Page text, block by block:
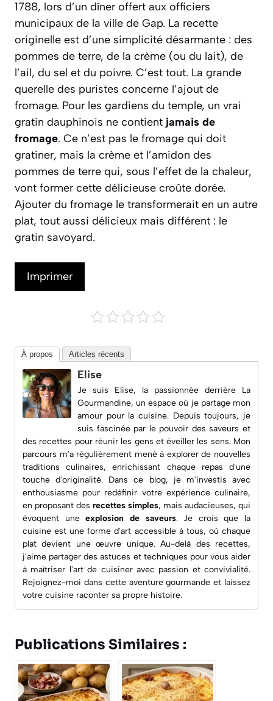
1788, lors d’un dîner offert aux officiers
municipaux de la ville de Gap. La recette
originelle est d’une simplicité désarmante : des
pommes de terre, de la crème (ou du lait), de
l’ail, du sel et du poivre. C’est tout. La grande
querelle des puristes concerne l’ajout de
fromage. Pour les gardiens du temple, un vrai
gratin dauphinois ne contient jamais de
fromage. Ce n’est pas le fromage qui doit
gratiner, mais la crème et l’amidon des
pommes de terre qui, sous l’effet de la chaleur,
vont former cette délicieuse croûte dorée.
Ajouter du fromage le transformerait en un autre
plat, tout aussi délicieux mais différent : le
gratin savoyard.
Imprimer
À propos Articles récents
Elise
Je suis Elise, la passionnée derrière La
Gourmandine, un espace où je partage mon
amour pour la cuisine. Depuis toujours, je
suis fascinée par le pouvoir des saveurs et
des recettes pour réunir les gens et éveiller les sens. Mon
parcours m'a régulièrement mené à explorer de nouvelles
traditions culinaires, enrichissant chaque repas d'une
touche d'originalité. Dans ce blog, je m'investis avec
enthousiasme pour redéfinir votre expérience culinaire,
en proposant des recettes simples, mais audacieuses, qui
évoquent uneexplosion de saveurs. Je crois que la
cuisine est une forme d'art accessible à tous, où chaque
plat devient une œuvre unique. Au-delà des recettes,
j'aime partager des astuces et techniques pour vous aider
à maîtriser l'art de cuisiner avec passion et convivialité.
Rejoignez-moi dans cette aventure gourmande et laissez
votre cuisine raconter sa propre histoire.
Publications Similaires :